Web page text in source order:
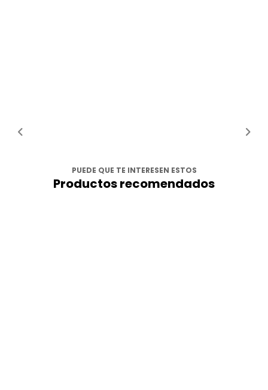
PUEDE QUE TE INTERESEN ESTOS
Productos recomendados